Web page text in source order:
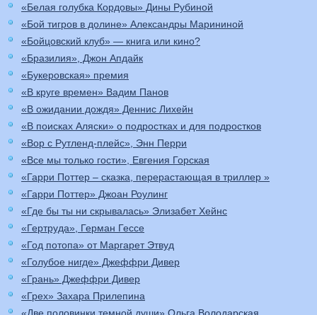
«Белая голубка Кордовы» Дины Рубиной
«Бой тигров в долине» Александры Марининой
«Бойцовский клуб» — книга или кино?
«Бразилия», Джон Апдайк
«Букеровская» премия
«В круге времен» Вадим Панов
«В ожидании дождя» Деннис Лихейн
«В поисках Аляски» о подростках и для подростков
«Вор с Рутленд-плейс», Энн Перри
«Все мы только гости», Евгения Горская
«Гарри Поттер – сказка, перерастающая в триллер »
«Гарри Поттер» Джоан Роулинг
«Где бы ты ни скрывалась» Элизабет Хейнс
«Гертруда», Герман Гессе
«Год потопа» от Маргарет Этвуд
«Голубое нигде» Джеффри Дивер
«Грань» Джеффри Дивер
«Грех» Захара Прилепина